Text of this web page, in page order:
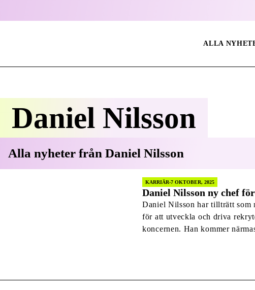
ALLA
Daniel Nilsson
Alla nyheter från Daniel Nilsson
KARRIÄR 7 OKTOBER, 2025
Daniel Nilsson ny chef
Daniel Nilsson har tillträtt som
för att utveckla och driva
koncernen. Han kommer